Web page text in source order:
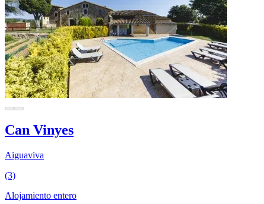
Can Vinyes
Aiguaviva
(3)
Alojamiento entero